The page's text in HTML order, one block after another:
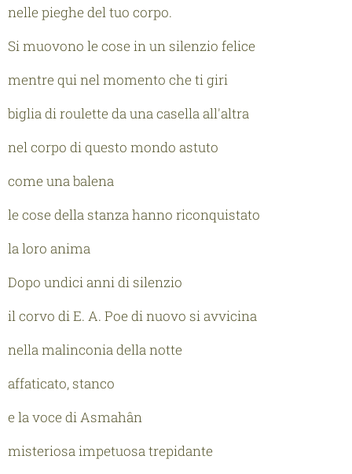
nelle pieghe del tuo corpo.
Si muovono le cose in un silenzio felice
mentre qui nel momento che ti giri
biglia di roulette da una casella all'altra
nel corpo di questo mondo astuto
come una balena
le cose della stanza hanno riconquistato
la loro anima
Dopo undici anni di silenzio
il corvo di E. A. Poe di nuovo si avvicina
nella malinconia della notte
affaticato, stanco
e la voce di Asmahân
misteriosa impetuosa trepidante